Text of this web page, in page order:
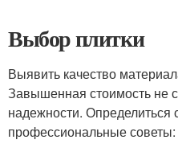
Выбор плитки
Выявить качество
Завышенная стоимость не
надежности. Определиться
профессиональные советы: